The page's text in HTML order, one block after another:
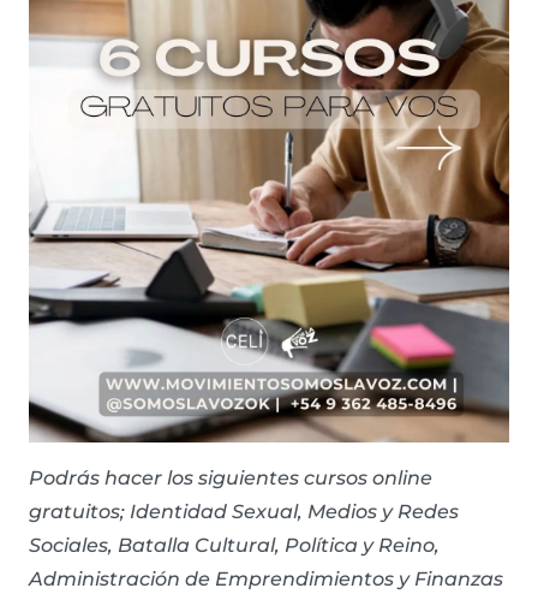
Podrás hacer los siguientes cursos online
gratuitos; Identidad Sexual, Medios y Redes
Sociales, Batalla Cultural, Política y Reino,
Administración de Emprendimientos y Finanzas